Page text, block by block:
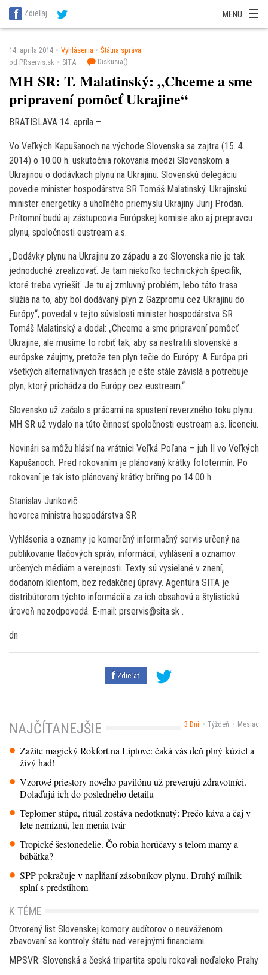
SITA Energetika
SITA Potravinárstvo
Zdieľaj MENU
14. apríla 2014 Vyhlásenia
Štátna správa
od PRservis.sk
SITA Diskusia()
MH SR: T. Malatinský: „Chceme a sme
pripravení pomôcť Ukrajine“
BRATISLAVA 14. apríla –
Vo Veľkých Kapušanoch na východe Slovenska sa zajtra (15. 4.
2014) o 10.00 h. uskutočnia rokovania medzi Slovenskom a
Ukrajinou o dodávkach plynu na Ukrajinu. Slovenskú delegáciu
povedie minister hospodárstva SR Tomáš Malatinský. Ukrajinskú
minister energetiky a uhoľného priemyslu Ukrajiny Jurij Prodan.
Prítomní budú aj zástupcovia Európskej komisie ako aj prepravcu
plynu, spoločnosti eustream a.s.
„Dodávky plynu na Ukrajinu zo západu a zo Slovenska nie je tak
jednoduché zrealizovať. Je tam niekoľko technických špecifík,
ktoré treba vyriešiť. Je tu aj zmluvný problém, lebo táto trasa
slúžia na to, aby bol dodávaný plyn z Gazpromu cez Ukrajinu do
Európy“, povedal v tejto súvislosti minister hospodárstva SR
Tomáš Malatinský a dodal: „Chceme a sme pripravení pomôcť
Ukrajine, ale musíme to robiť tak, aby sa nestratili slovenské a
európske záujmy, pretože ten plyn tečie do Európy. A Európa pri
všetkých alternatívnych trasách je ešte stále závislá a potrebuje
plyn, ktorý prichádza do Európy cez eustream.“
Slovensko už začalo s prácami na spustení reverzného toku plynu.
MH SR už vydalo na túto činnosť spoločnosti eustream a.s. licenciu.
Novinári sa môžu hlásiť na vrátnici Veľká Poľana – juh II vo Veľkých
Kapušanoch. Pred rokovaním je plánovaný krátky fototermín. Po
rokovaní je tak isto plánovaný krátky brífing po 14.00 h.
Stanislav Jurikovič
hovorca ministra hospodárstva SR
Vyhlásenia a oznamy je komerčný informačný servis určený na
publikovanie tlačových správ, informácií, vyhlásení a oznamov
určených médiám a verejnosti. Texty sú vysielané v znení,
dodanom klientom, bez redakčnej úpravy. Agentúra SITA je
distribútorom týchto informácií a za ich obsahovú a štylistickú
úroveň nezodpovedá. E-mail: prservis@sita.sk .
dn
Zdieľať
3 Dni Týždeň Mesiac
NAJČÍTANEJŠIE
Zažite magický Rokfort na Liptove: čaká vás deň plný kúziel a
živý had!
Vzorové priestory nového pavilónu už preverujú zdravotníci.
Dolaďujú ich do posledného detailu
Teplomer stúpa, rituál zostáva nedotknutý: Prečo káva a čaj v
lete nemiznú, len menia tvár
Tropické šestonedelie. Čo robia horúčavy s telom mamy a
bábätka?
SPP pokračuje v napĺňaní zásobníkov plynu. Druhý míľnik
splní s predstihom
K TÉME
Otvorený list Slovenskej komory audítorov o neuváženom
zbavovaní sa kontroly štátu nad verejnými financiami
MPSVR: Slovenská a česká tripartita spolu rokovali neďaleko Prahy